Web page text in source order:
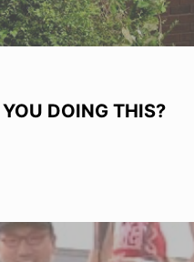
DOING THIS?